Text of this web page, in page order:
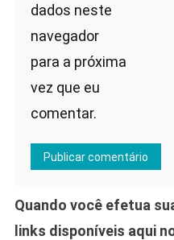
dados neste
navegador
para a próxima
vez que eu
comentar.
Quando você efetua
links disponíveis aqui